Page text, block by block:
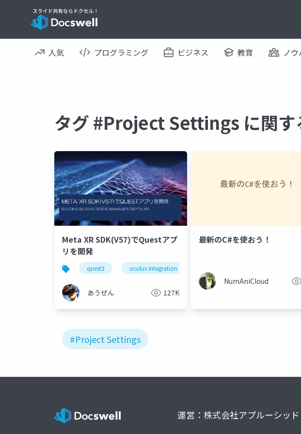
人気 プログラミング ビジネス 教育 ノウ
タグ #Project Settings に関す
Meta XR SDK(V57)でQuestアプ
リを開発
quest3 oculus integration
あうぜん 127K
最新のC#を使おう！
NumAniCloud
#Project Settings
運営：株式会社アプルーシッド